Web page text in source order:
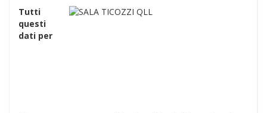
Tutti
questi
dati per